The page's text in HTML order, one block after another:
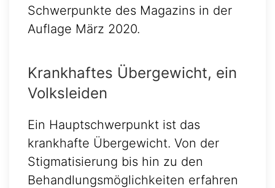
Schwerpunkte des Magazins in der
Auflage März 2020.
Krankhaftes Übergewicht, ein
Volksleiden
Ein Hauptschwerpunkt ist das
krankhafte Übergewicht. Von der
Stigmatisierung bis hin zu den
Behandlungsmöglichkeiten erfahren